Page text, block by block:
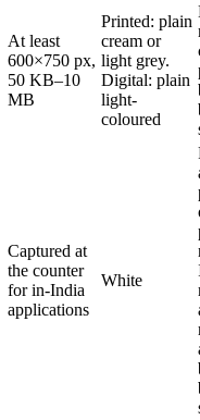
At least
600×750 px,
50 KB–10
MB
Printed: plain
cream or
light grey.
Digital: plain
light-
coloured
Captured at
the counter
for in-India
applications
White